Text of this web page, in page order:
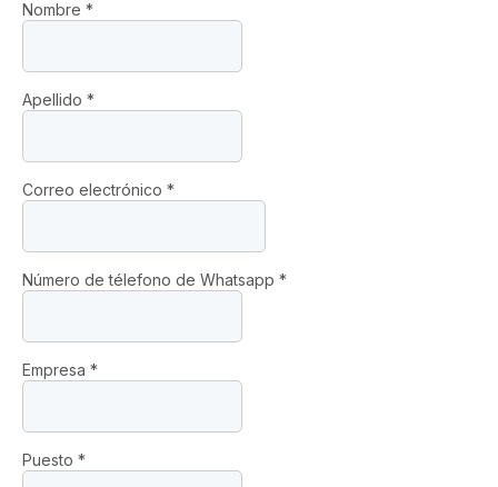
Nombre *
Apellido *
Correo electrónico *
Número de télefono de Whatsapp *
Empresa *
Puesto *